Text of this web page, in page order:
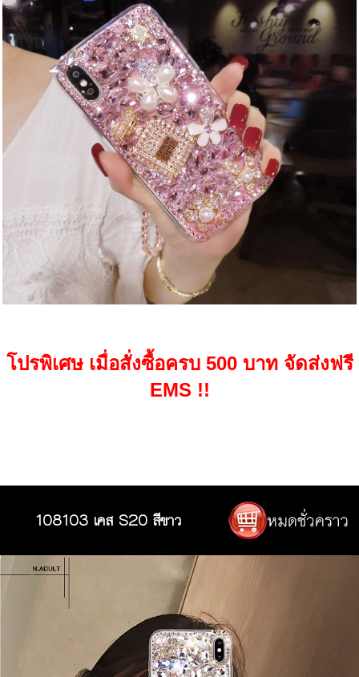
โปรพิเศษ เมื่อสั่งซื้อครบ 500 บาท จัดส่งฟรี
EMS !!
108103 เคส S20 สีขาว